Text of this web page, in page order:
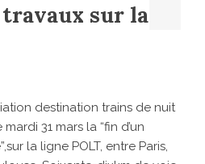
travaux sur la
destination trains de nuit
31 mars la “fin d’un
la ligne POLT, entre Paris,